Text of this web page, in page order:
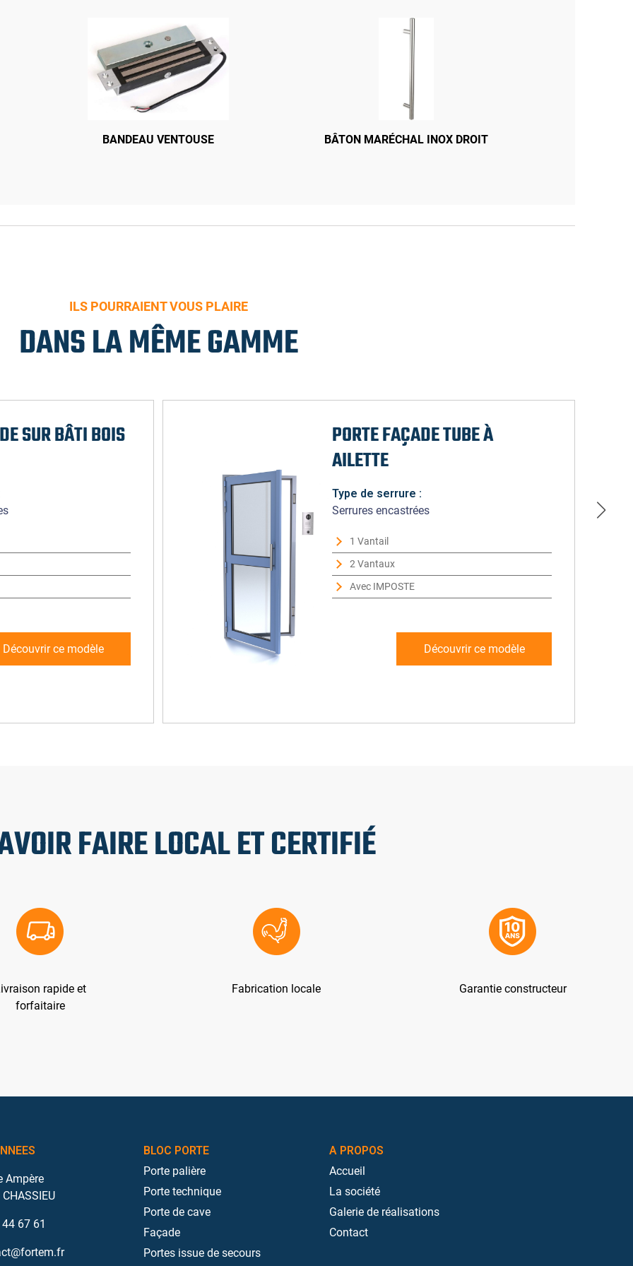
BANDEAU VENTOUSE BÂTON MARÉCHAL INOX DROIT
PT HAUT PT BAS CRÉMONE EN APPLIQUE BRICARD PT HAUT PT BAS
ILS POURRAIENT VOUS PLAIRE
DANS LA MÊME GAMME
SUR BÂTI BOIS
Découvrir ce modèle
PORTE FAÇADE TUBE À
AILETTE
Type de serrure :
Serrures encastrées
1 Vantail
2 Vantaux
Avec IMPOSTE
Découvrir ce modèle
FAIRE LOCAL ET CERTIFIÉ
rapide et
forfaitaire
Fabrication locale Garantie constructeur
Ampère
67 61
BLOC PORTE
Porte palière
Porte technique
Porte de cave
Façade
Portes issue de secours
A PROPOS
Accueil
La société
Galerie de réalisations
Contact